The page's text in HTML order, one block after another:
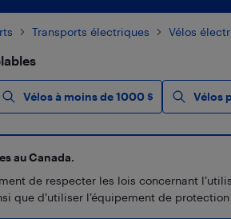
Transports électriques Vélos
Vélos à moins de 1000 $ Vélos
au Canada.
de respecter les lois concernant
que d’utiliser l’équipement de